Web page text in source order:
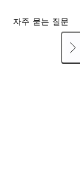
자주 묻는 질문